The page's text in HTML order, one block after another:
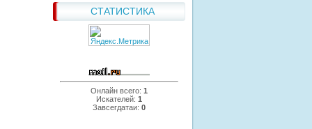
СТАТИСТИКА
Онлайн всего: 1
Искателей: 1
Завсегдатаи: 0